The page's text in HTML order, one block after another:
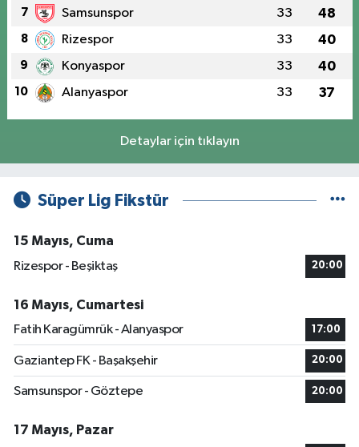
7 Samsunspor 33 48
8 Rizespor 33 40
9 Konyaspor 33 40
10 Alanyaspor 33 37
Detaylar için tıklayın
Süper Lig Fikstür
15 Mayıs, Cuma
Rizespor - Beşiktaş
20:00
16 Mayıs, Cumartesi
Fatih Karagümrük - Alanyaspor
17:00
Gaziantep FK - Başakşehir 20:00
Samsunspor - Göztepe 20:00
17 Mayıs, Pazar